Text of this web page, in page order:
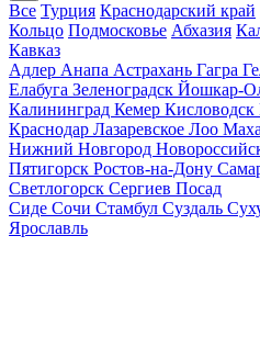
Все Турция Краснодарский край
Кольцо Подмосковье Абхазия
Кавказ
Адлер Анапа Астрахань Гагра
Елабуга Зеленоградск Йошкар-
Калининград Кемер Кисловодск
Краснодар Лазаревское Лоо
Нижний Новгород
Пятигорск Ростов-на-Дону
Светлогорск Сергиев Посад
Сиде Сочи Стамбул Суздаль
Ярославль